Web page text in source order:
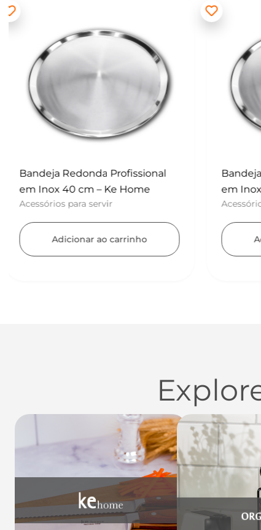
Bandeja Redonda Profissional
em Inox 40 cm – Ke Home
Acessórios para servir
Adicionar ao carrinho
–
Utensílios do Lar